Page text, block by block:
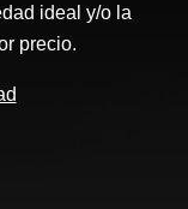
ideal y/o la
precio.